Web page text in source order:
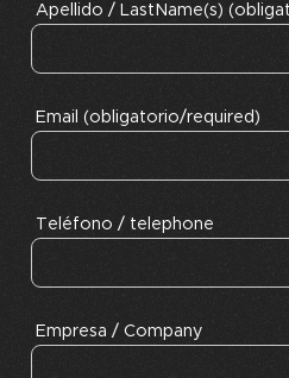
Apellido / LastName(s)
Email (obligatorio/required)
Teléfono / telephone
Empresa / Company